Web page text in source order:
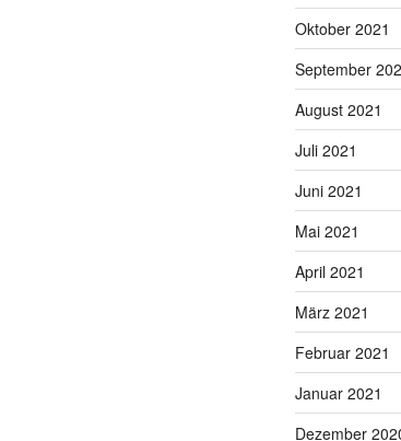
Oktober 2021
September
August 2021
Juli 2021
Juni 2021
Mai 2021
April 2021
März 2021
Februar 2021
Januar 2021
Dezember